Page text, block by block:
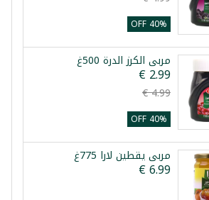
40% OFF
مربى الكرز الدرة 500غ
40% OFF
مربى يقطين لارا 775غ